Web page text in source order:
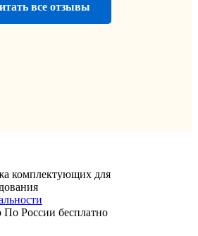
все отзывы
комплектующих для
По России бесплатно